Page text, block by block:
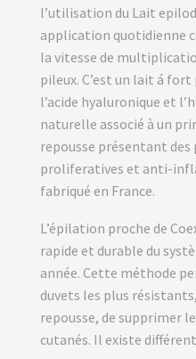
l’utilisation du Lait
application quotidienne
la vitesse de
pileux. C’est un lait á
l’acide hyaluronique et
naturelle associé à un
repousse présentant
proliferatives et anti-
fabriqué en France.
L’épilation proche de
rapide et durable du
année. Cette méthode
duvets les plus
repousse, de supprimer
cutanés. Il existe